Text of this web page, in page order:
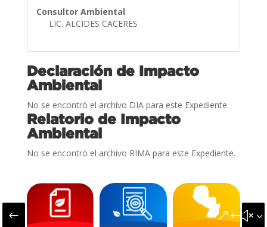
Consultor Ambiental
LIC. ALCIDES CACERES
Declaración de Impacto
Ambiental
No se encontró el archivo DIA para este Expediente.
Relatorio de Impacto
Ambiental
No se encontró el archivo RIMA para este Expediente.
#